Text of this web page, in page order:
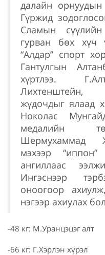
далайн
Гүржид
Сламын
гурван бөх хүч
“Алдар” спорт
Гантулгын
хүртлээ.
Лихтенштейн,
жүдочдыг ялаад
Ноколас
медалийн
Шермухаммад
мэхээр
ангиллаас
Ингэснээр
оноогоор
нэгээр ахиулах
-48 кг: М.Уранцэцэг алт
-66 кг: Г.Хэрлэн хүрэл